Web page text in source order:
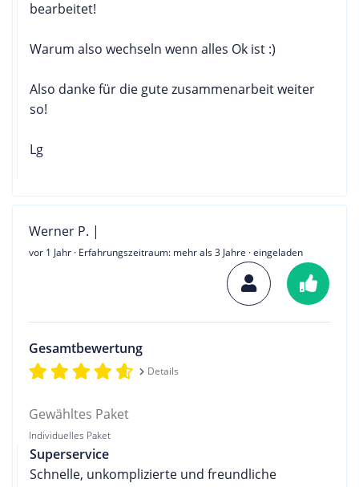
bearbeitet!
Warum also wechseln wenn alles Ok ist :)
Also danke für die gute zusammenarbeit weiter
so!
Lg
Werner P. |
vor 1 Jahr · Erfahrungszeitraum: mehr als 3 Jahre · eingeladen
Gesamtbewertung
Details
Gewähltes Paket
Individuelles Paket
Superservice
Schnelle, unkomplizierte und freundliche